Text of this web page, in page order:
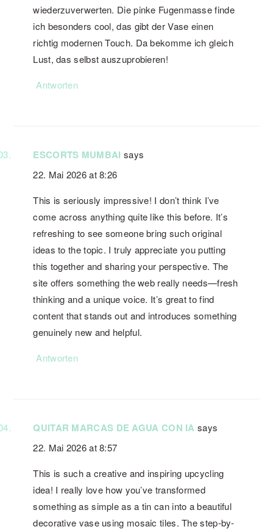
wiederzuverwerten. Die pinke Fugenmasse finde
ich besonders cool, das gibt der Vase einen
richtig modernen Touch. Da bekomme ich gleich
Lust, das selbst auszuprobieren!
Antworten
ESCORTS MUMBAI says
22. Mai 2026 at 8:26
This is seriously impressive! I don’t think I’ve
come across anything quite like this before. It’s
refreshing to see someone bring such original
ideas to the topic. I truly appreciate you putting
this together and sharing your perspective. The
site offers something the web really needs—fresh
thinking and a unique voice. It’s great to find
content that stands out and introduces something
genuinely new and helpful.
Antworten
QUITAR MARCAS DE AGUA CON IA says
22. Mai 2026 at 8:57
This is such a creative and inspiring upcycling
idea! I really love how you’ve transformed
something as simple as a tin can into a beautiful
decorative vase using mosaic tiles. The step-by-